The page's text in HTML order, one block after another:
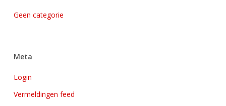
Geen categorie
Meta
Login
Vermeldingen feed